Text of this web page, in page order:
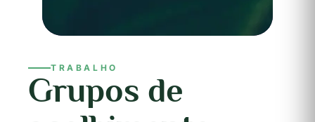
TRABALHO
Grupos de